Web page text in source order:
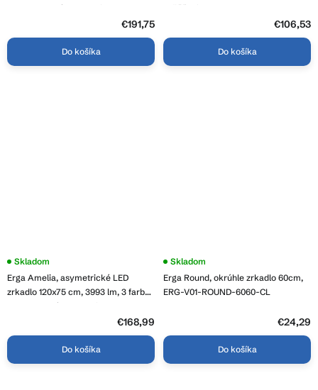
svetla, predné osvetlenie, ERG-V01-
€191,75
Do košíka
zväčšenie, 3146 lm, 3 farby svetla,
zadné osvetlenie, ERG-V01-MYRA-
8060-00
€106,53
Do košíka
Erga Amelia, asymetrické LED
zrkadlo 120x75 cm, 3993 lm, 3 farby
svetla, zadné osvetlenie, ERG-V01-
Priemerné
produktu
je
Skladom
€168,99
Do košíka
Erga Round, okrúhle zrkadlo 60cm,
ERG-V01-ROUND-6060-CL
Skladom
€24,29
Do košíka